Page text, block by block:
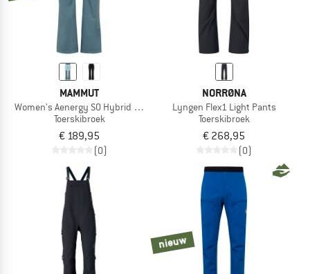
MAMMUT
Women's Aenergy SO Hybrid Pants
Toerskibroek
€ 189,95
(0)
NORRØNA
Lyngen Flex1 Light Pants
Toerskibroek
€ 268,95
(0)
nieuw